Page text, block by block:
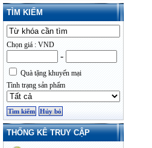
TÌM KIẾM
Chọn giá : VND
-
Quà tặng khuyến mại
Tình trạng sản phẩm
THỐNG KÊ TRUY CẬP